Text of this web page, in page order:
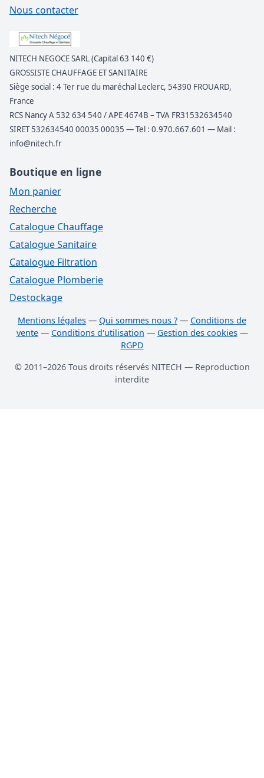
Nous contacter
NITECH NEGOCE SARL (Capital 63 140 €)
GROSSISTE CHAUFFAGE ET SANITAIRE
Siège social : 4 Ter rue du maréchal Leclerc, 54390 FROUARD,
France
RCS Nancy A 532 634 540 / APE 4674B – TVA FR31532634540
SIRET 532634540 00035 00035 — Tel : 0.970.667.601 — Mail :
info@nitech.fr
Boutique en ligne
Mon panier
Recherche
Catalogue Chauffage
Catalogue Sanitaire
Catalogue Filtration
Catalogue Plomberie
Destockage
Mentions légales — Qui sommes nous ? — Conditions de
vente— Conditions d'utilisation — Gestion des cookies—
RGPD
© 2011–2026 Tous droits réservés NITECH — Reproduction
interdite